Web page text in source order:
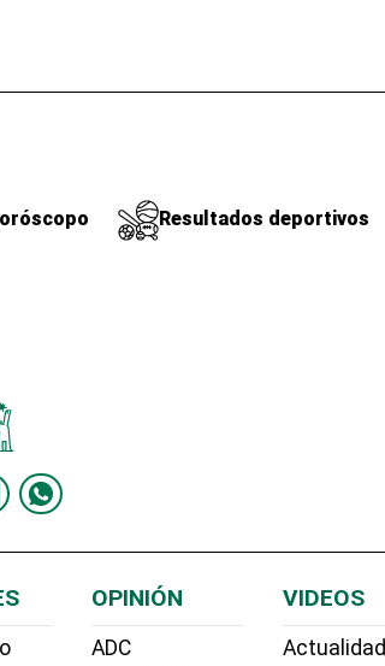
Resultados deportivos
OPINIÓN
ADC
VIDEOS
Actualidad